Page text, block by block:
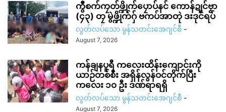
ကွဳစက်ကၠတ်ဖ္ဍိုက်ပၠောပ်နင် ကောန်ဍုင်ဗၟာ
(၄၃) တၠ မွဲဖ္ဍိုက်ဂှ် ဗကပ်အာတုဲ ဒးဒုင်ရပ်
လွတ်လပ်သော မွန်သတင်းအေဂျင်စီ -
August 7, 2026
ကန်ချနပူရီ ကလေးထိန်းကျောင်းကို
ယာဉ်တစ်စီး အရှိန်လွန်ဝင်တိုက်ပြီး
ကလေး ၁၀ ဦး ဒဏ်ရာရရှိ
လွတ်လပ်သော မွန်သတင်းအေဂျင်စီ -
August 7, 2026